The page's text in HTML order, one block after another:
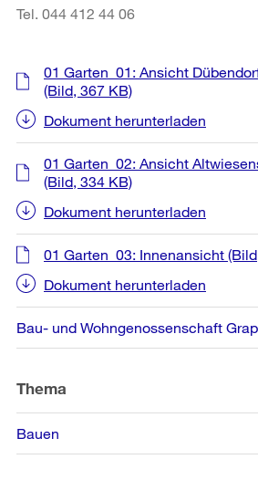
Tel. 044 412 44 06
Weitere
Informationen
01 Garten_01: Ansicht
(Bild, 367 KB)
Dokument herunterladen
01 Garten_02: Ansicht
(Bild, 334 KB)
Dokument herunterladen
01 Garten_03: Innenansicht
Dokument herunterladen
Bau- und Wohngenossenschaft
Thema
Bauen